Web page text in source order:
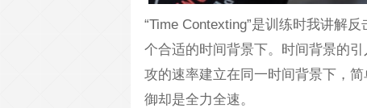
“Time Contexting”是训练时我讲解
个合适的时间背景下。时间背景的
攻的速率建立在同一时间背景下，
御却是全力全速。